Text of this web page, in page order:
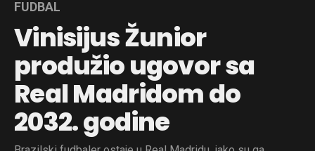
FUDBAL
Vinisijus Žunior
produžio ugovor sa
Real Madridom do
2032. godine